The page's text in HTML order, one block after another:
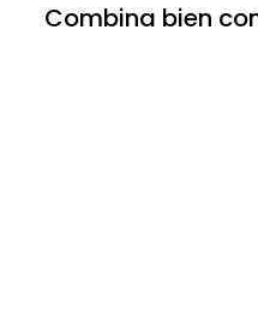
Combina bien